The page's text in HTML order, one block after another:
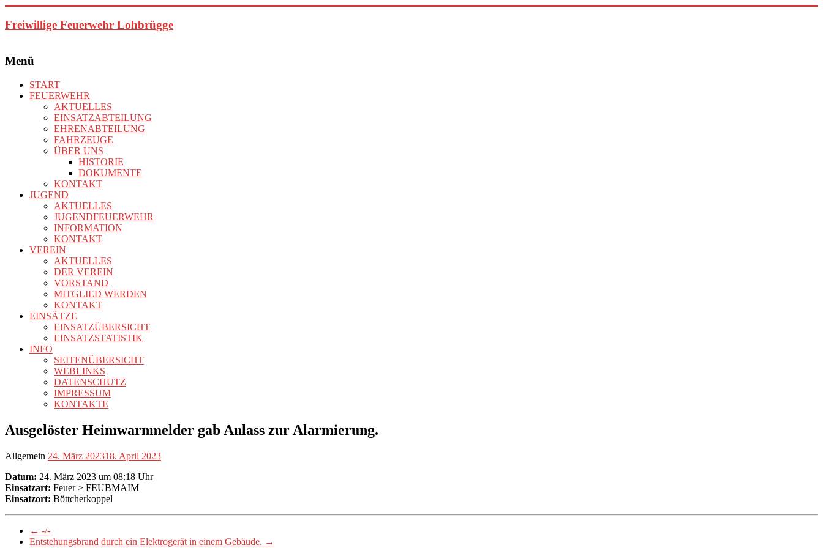
Inhalt
springen
Freiwillige Feuerwehr Lohbrügge
Menü
START
FEUERWEHR
AKTUELLES
EINSATZABTEILUNG
EHRENABTEILUNG
FAHRZEUGE
ÜBER UNS
HISTORIE
DOKUMENTE
KONTAKT
JUGEND
AKTUELLES
JUGENDFEUERWEHR
INFORMATION
KONTAKT
VEREIN
AKTUELLES
DER VEREIN
VORSTAND
MITGLIED WERDEN
KONTAKT
EINSÄTZE
EINSATZÜBERSICHT
EINSATZSTATISTIK
INFO
SEITENÜBERSICHT
WEBLINKS
DATENSCHUTZ
IMPRESSUM
KONTAKTE
Ausgelöster Heimwarnmelder gab Anlass zur Alarmierung.
Allgemein 24. März 202318. April 2023
Datum: 24. März 2023 um 08:18 Uhr
Einsatzart: Feuer > FEUBMAIM
Einsatzort: Böttcherkoppel
← -/-
Entstehungsbrand durch ein Elektrogerät in einem Gebäude. →